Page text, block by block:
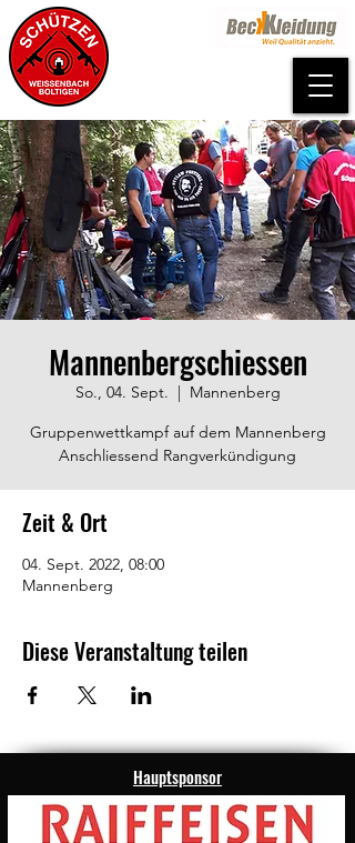
Mannenbergschiessen
So., 04. Sept.
  |
Mannenberg
Gruppenwettkampf auf dem Mannenberg
Anschliessend Rangverkündigung
Zeit & Ort
04. Sept. 2022, 08:00
Mannenberg
Diese Veranstaltung teilen
Hauptsponsor